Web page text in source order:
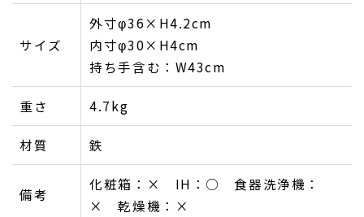
サイズ
外寸φ36×H4.2cm
内寸φ30×H4cm
持ち手含む：W43cm
重さ 4.7kg
材質 鉄
備考
化粧箱：× IH：○ 食器洗浄機：
× 乾燥機：×